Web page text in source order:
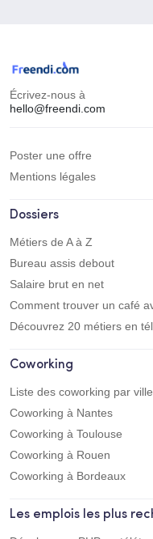
Écrivez-nous à
hello@freendi.com
Poster une offre
Mentions légales
Dossiers
Métiers de A à Z
Bureau assis debout
Salaire brut en net
Comment trouver un café
Découvrez 20 métiers en
Coworking
Liste des coworking par ville
Coworking à Nantes
Coworking à Toulouse
Coworking à Rouen
Coworking à Bordeaux
Les emplois les plus